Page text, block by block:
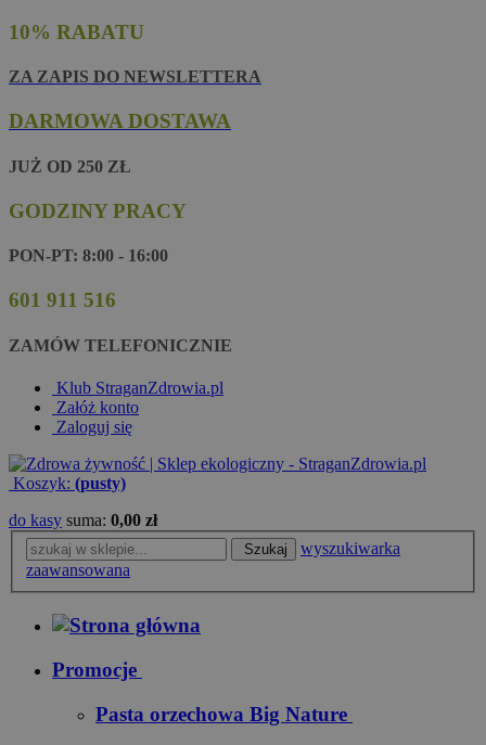
10% RABATU
ZA ZAPIS DO NEWSLETTERA
DARMOWA DOSTAWA
JUŻ OD 250 ZŁ
GODZINY PRACY
PON-PT: 8:00 - 16:00
601 911 516
ZAMÓW TELEFONICZNIE
Klub StraganZdrowia.pl
Załóż konto
Zaloguj się
Koszyk: (pusty)
do kasy suma: 0,00 zł
Szukaj
wyszukiwarka
zaawansowana
Promocje
Pasta orzechowa Big Nature